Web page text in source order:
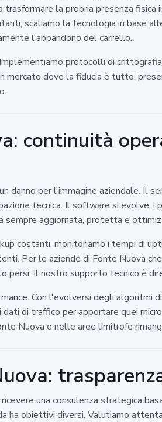
la propria presenza fisica
scaliamo la tecnologia in base
l'abbandono del carrello.
protocolli di
dove la fiducia è tutto,
continuità
danno per l'immagine aziendale. Il
tecnica. Il software si evolve,
sempre aggiornata, protetta e
costanti, monitoriamo i tempi di
Per le aziende di Fonte Nuova
persi. Il nostro supporto tecnico è
Con l'evolversi degli algoritmi
di traffico per apportare quei
Nuova e nelle aree limitrofe
una consulenza strategica
ha obiettivi diversi. Valutiamo